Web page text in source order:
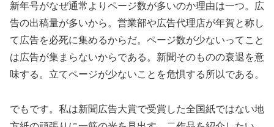
新年号がなぜ通常よりページ数が多いのか理由は一つ。広
告の出稿量が多いから。営業部や広告代理店が年賀と称し
て広告を必死に集めるからだ。ページ数が少ないってこと
は広告が集まらないからである。新聞そのものの衰退を意
味する。立てページが少ないことを危惧する所以である。
でもです。私は新聞広告大賞で受賞した全国紙ではない地